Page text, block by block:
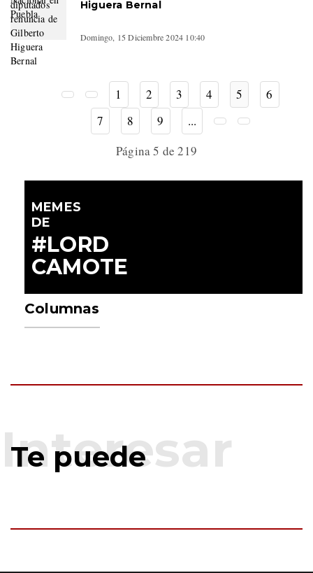
Higuera Bernal
Domingo, 15 Diciembre 2024 10:40
1 2 3 4 5
6
7
8 9
...
Página 5 de 219
MEMES
DE
#LORD
CAMOTE
Columnas
Te puede